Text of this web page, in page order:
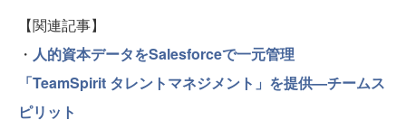
【関連記事】
・ 人的資本データをSalesforceで一元管理
「TeamSpirit タレントマネジメント」を提供—チームス
ピリット